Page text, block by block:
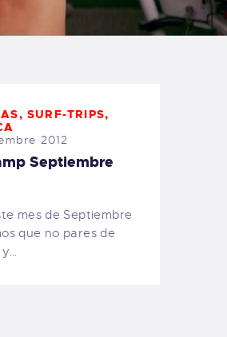
SURFERS
SALINAS
,SURF-TRIPS,
2012
Septiembre
mes de Septiembre
que no pares de